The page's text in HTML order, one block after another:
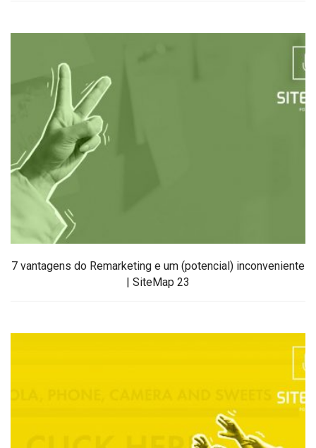
7 vantagens do Remarketing e um (potencial) inconveniente
| SiteMap 23